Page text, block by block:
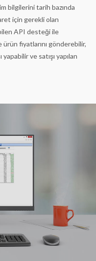
bilgilerini tarih bazında
için gerekli olan
API desteği ile
fiyatlarını gönderebilir,
ve satışı yapılan